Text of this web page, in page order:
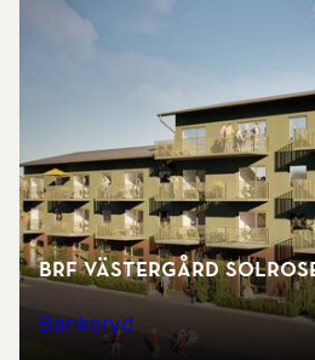
Brf Västergård
Bankeryd